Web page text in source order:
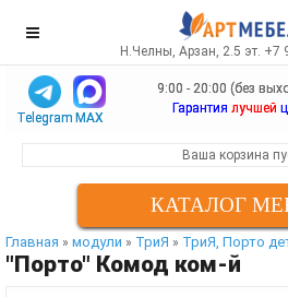
Н.Челны, Арзан, 2.5 эт. +7
Telegram MAX
9:00 - 20:00 (без
Гарантия лучшей
Ваша корзина
КАТАЛОГ
Главная » модули » ТриЯ » ТриЯ, Порто
"Порто" Комод ком-й